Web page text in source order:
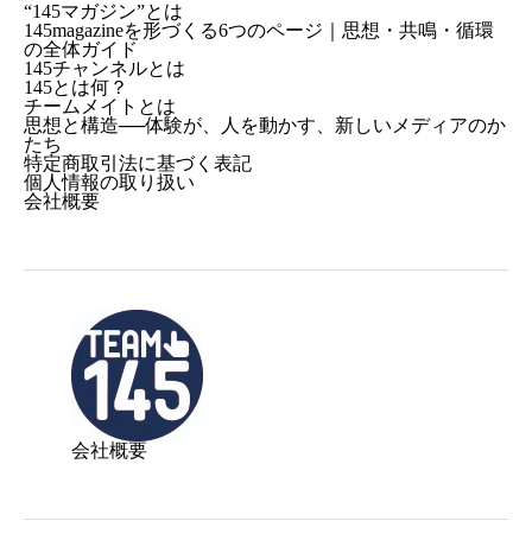
“145マガジン”とは
145magazineを形づくる6つのページ｜思想・共鳴・循環
の全体ガイド
145チャンネルとは
145とは何？
チームメイトとは
思想と構造──体験が、人を動かす、新しいメディアのか
たち
特定商取引法に基づく表記
個人情報の取り扱い
会社概要
会社概要